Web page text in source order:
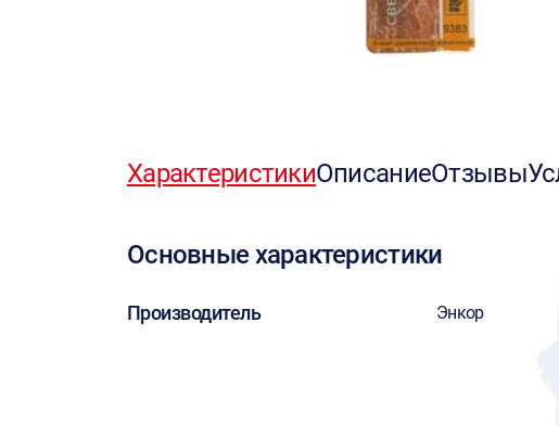
ХарактеристикиОписаниеОтзывы
Основные характеристики
Производитель Энкор